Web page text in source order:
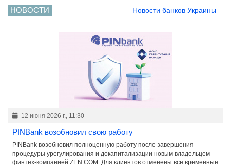
НОВОСТИ
Новости банков Украины
12 июня 2026 г., 11:30
PINBank возобновил свою работу
PINBank возобновил полноценную работу после завершения
процедуры урегулирования и докапитализации новым владельцем –
финтех-компанией ZEN.COM. Для клиентов отменены все временные